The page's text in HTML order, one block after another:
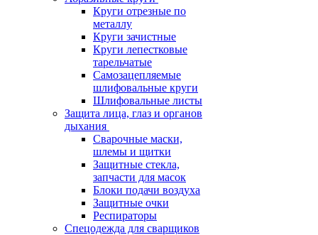
Круги отрезные по
металлу
Круги зачистные
Круги лепестковые
тарельчатые
Самозацепляемые
шлифовальные круги
Шлифовальные листы
Защита лица, глаз и органов
дыхания
Сварочные маски,
шлемы и щитки
Защитные стекла,
запчасти для масок
Блоки подачи воздуха
Защитные очки
Респираторы
Спецодежда для сварщиков